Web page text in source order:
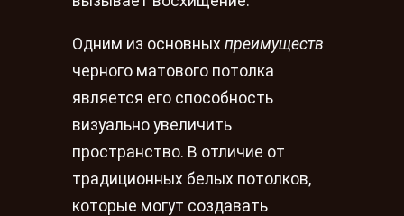
Одним из основных преимуществ
черного матового потолка
является его способность
визуально увеличить
пространство. В отличие от
традиционных белых потолков,
которые могут создавать